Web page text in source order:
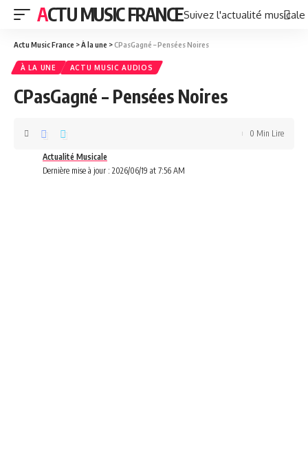
ACTU MUSIC FRANCESuivez l'actualité
Actu Music France >À la une >CPasGagné – Pensées Noires
À LA UNE ACTU MUSIC AUDIOS
CPasGagné – Pensées Noires
Dernière mise à jour : 2026/06/19 at 7:56 AM
Actualité Musicale
0 Min Lire